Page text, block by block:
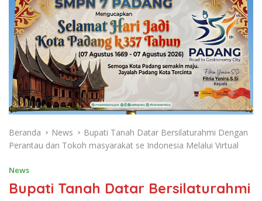
Beranda News
Bupati Tanah Datar Bersilaturahmi Dengan
Perantau dan Tokoh masyarakat se Indonesia Melalui Virtual
News
Bupati Tanah Datar Bersilaturahmi